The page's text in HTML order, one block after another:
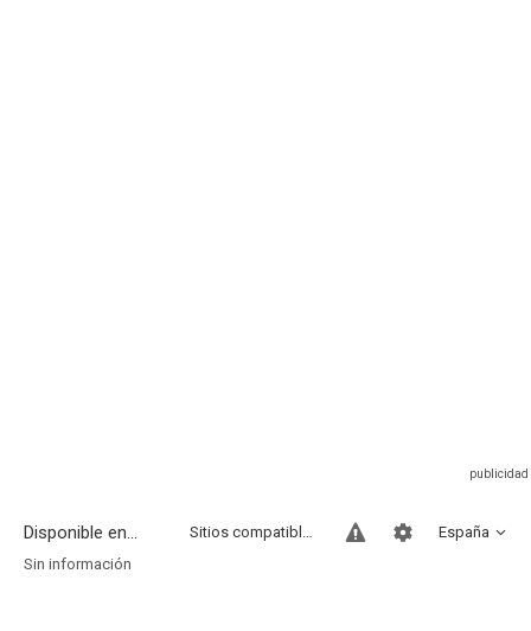
Disponible en... España
Sitios compatibles
Sin información